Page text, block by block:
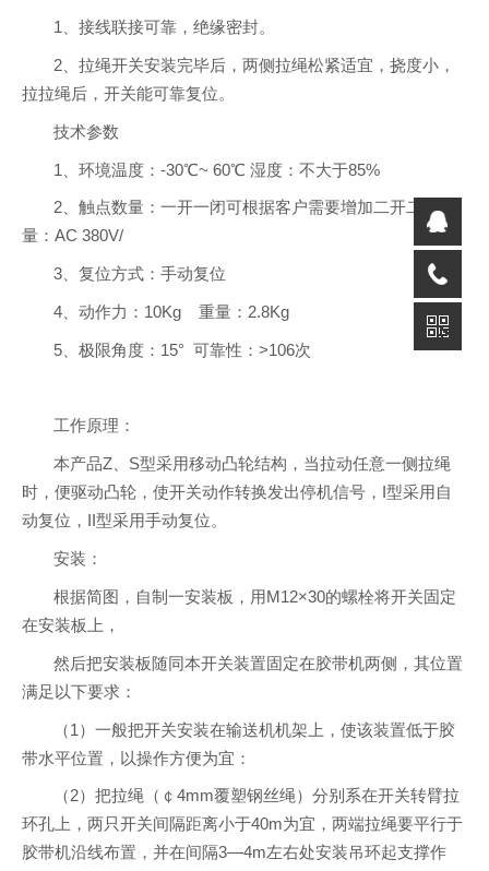
1、接线联接可靠，绝缘密封。
2、拉绳开关安装完毕后，两侧拉绳松紧适宜，挠度小，
拉拉绳后，开关能可靠复位。
技术参数
1、环境温度：-30℃~ 60℃ 湿度：不大于85%
2、触点数量：一开一闭可根据客户需要增加二开二闭容
量：AC 380V/
3、复位方式：手动复位
4、动作力：10Kg 重量：2.8Kg
5、极限角度：15° 可靠性：>106次
工作原理：
本产品Z、S型采用移动凸轮结构，当拉动任意一侧拉绳
时，便驱动凸轮，使开关动作转换发出停机信号，I型采用自
动复位，II型采用手动复位。
安装：
根据简图，自制一安装板，用M12×30的螺栓将开关固定
在安装板上，
然后把安装板随同本开关装置固定在胶带机两侧，其位置
满足以下要求：
（1）一般把开关安装在输送机机架上，使该装置低于胶
带水平位置，以操作方便为宜：
（2）把拉绳（￠4mm覆塑钢丝绳）分别系在开关转臂拉
环孔上，两只开关间隔距离小于40m为宜，两端拉绳要平行于
胶带机沿线布置，并在间隔3—4m左右处安装吊环起支撑作